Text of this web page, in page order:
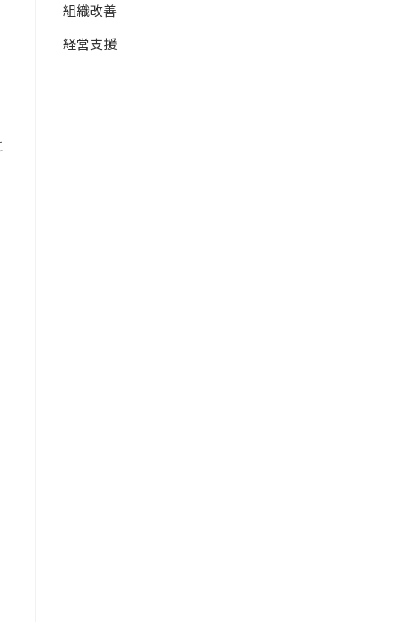
組織改善
経営支援